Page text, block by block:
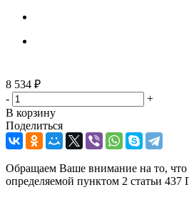
8 534 ₽
-
+
В корзину
Поделиться
Обращаем Ваше внимание на то, что
определяемой пунктом 2 статьи 437